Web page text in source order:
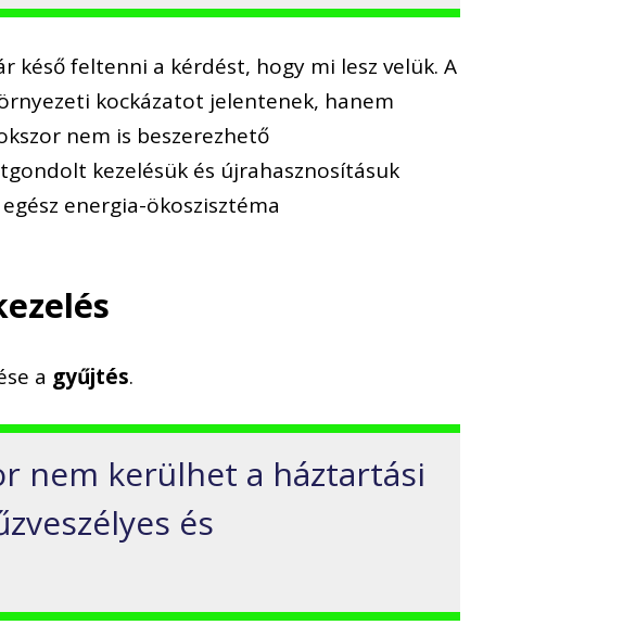
késő feltenni a kérdést, hogy mi lesz velük. A
kockázatot jelentenek, hanem
nem is beszerezhető
kezelésük és újrahasznosításuk
energia-ökoszisztéma
a gyűjtés.
nem kerülhet a háztartási
és